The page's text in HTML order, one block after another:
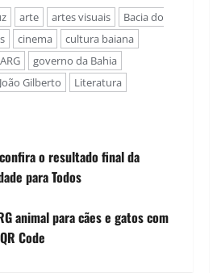
arte artes visuais
Bacia do
cinema
cultura baiana
governo da Bahia
João Gilberto
Literatura
o resultado final da
para Todos
animal para cães e gatos com
Code